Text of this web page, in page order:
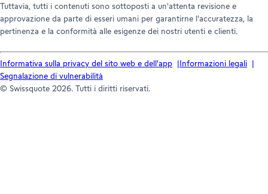
Tuttavia, tutti i contenuti sono sottoposti a un'attenta revisione e
approvazione da parte di esseri umani per garantirne l'accuratezza, la
pertinenza e la conformità alle esigenze dei nostri utenti e clienti.
Informativa sulla privacy del sito web e dell'app
Informazioni legali
Segnalazione di vulnerabilità
© Swissquote 2026. Tutti i diritti riservati.